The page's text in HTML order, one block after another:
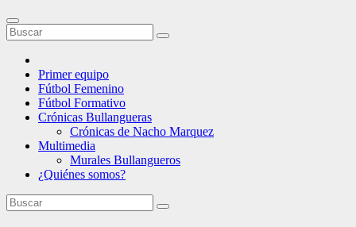
Primer equipo
Fútbol Femenino
Fútbol Formativo
Crónicas Bullangueras
Crónicas de Nacho Marquez
Multimedia
Murales Bullangueros
¿Quiénes somos?